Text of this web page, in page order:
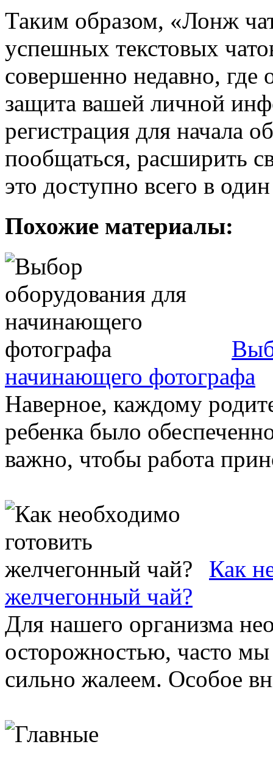
Таким образом, «Лонж
успешных текстовых
совершенно недавно, где
защита вашей личной
регистрация для начала
пообщаться, расширить
это доступно всего в
Похожие материалы:
начинающего фотографа
Наверное, каждому
ребенка было
важно, чтобы работа
Как
желчегонный чай?
Для нашего организма
осторожностью, часто
сильно жалеем. Особое